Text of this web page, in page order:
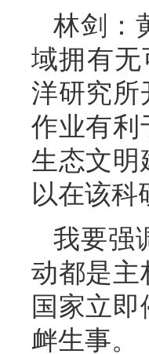
林剑：
域拥有
洋研究所
作业有利
生态文明
以在该科
我要强
动都是主
国家立
衅生事。